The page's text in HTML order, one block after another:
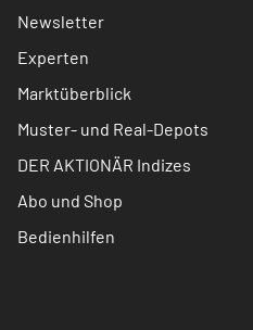
Newsletter
Experten
Marktüberblick
Muster- und Real-Depots
DER AKTIONÄR Indizes
Abo und Shop
Bedienhilfen